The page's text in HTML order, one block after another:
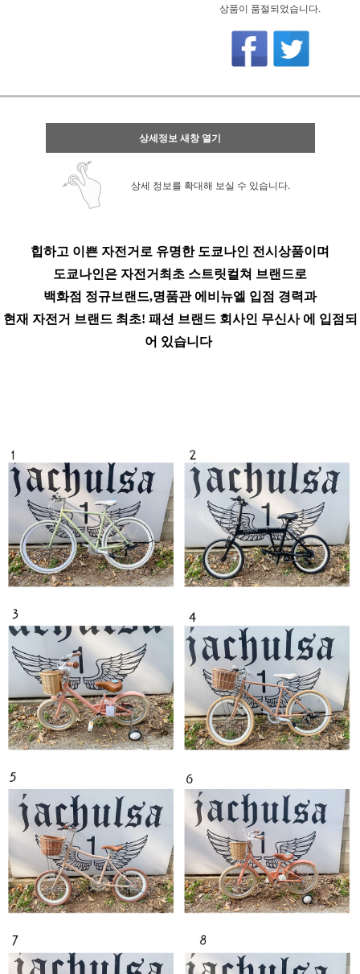
상품이 품절되었습니다.
상세정보 새창 열기
상세 정보를 확대해 보실 수 있습니다.
힙하고 이쁜 자전거로 유명한 도쿄나인 전시상품이며
도쿄나인은 자전거최초 스트릿컬쳐 브랜드로
백화점 정규브랜드,명품관 에비뉴엘 입점 경력과
현재 자전거 브랜드 최초! 패션 브랜드 회사인 무신사 에 입점되
어 있습니다